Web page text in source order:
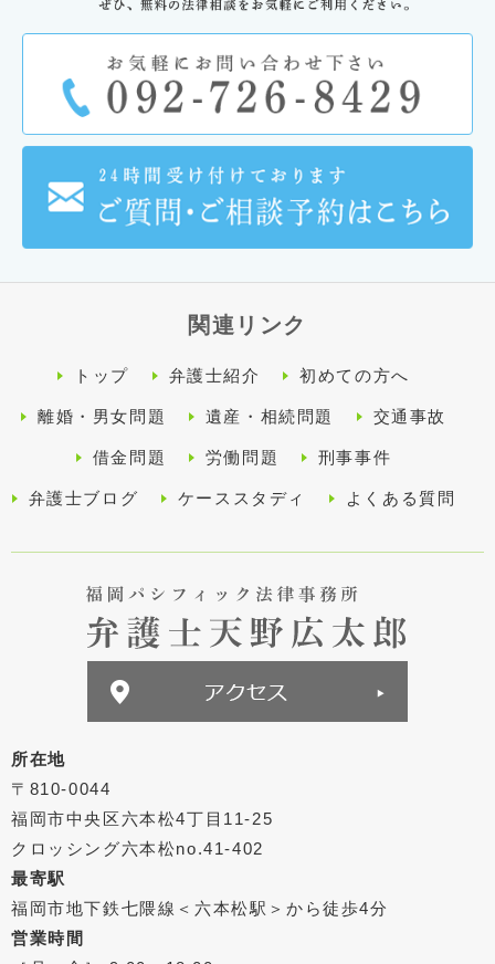
関連リンク
トップ 弁護士紹介 初めての方へ
離婚・男女問題 遺産・相続問題 交通事故
借金問題 労働問題 刑事事件
弁護士ブログ ケーススタディ よくある質問
所在地
〒810-0044
福岡市中央区六本松4丁目11-25
クロッシング六本松no.41-402
最寄駅
福岡市地下鉄七隈線＜六本松駅＞から徒歩4分
営業時間